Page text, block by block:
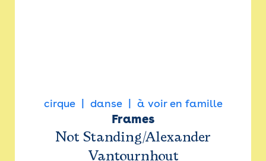
cirque danse à voir en famille
Frames
Not Standing/Alexander
Vantournhout